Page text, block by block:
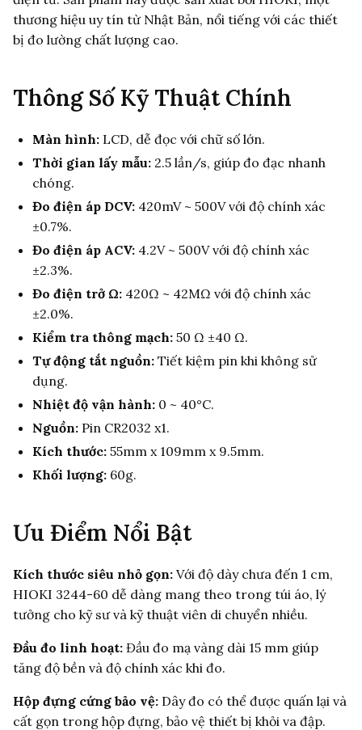
thương hiệu uy tín từ Nhật Bản, nổi tiếng với các thiết
bị đo lường chất lượng cao.
Thông Số Kỹ Thuật Chính
Màn hình: LCD, dễ đọc với chữ số lớn.
Thời gian lấy mẫu: 2.5 lần/s, giúp đo đạc nhanh
chóng.
Đo điện áp DCV: 420mV ~ 500V với độ chính xác
±0.7%.
Đo điện áp ACV: 4.2V ~ 500V với độ chính xác
±2.3%.
Đo điện trở Ω: 420Ω ~ 42MΩ với độ chính xác
±2.0%.
Kiểm tra thông mạch: 50 Ω ±40 Ω.
Tự động tắt nguồn: Tiết kiệm pin khi không sử
dụng.
Nhiệt độ vận hành: 0 ~ 40°C.
Nguồn: Pin CR2032 x1.
Kích thước: 55mm x 109mm x 9.5mm.
Khối lượng: 60g.
Ưu Điểm Nổi Bật
Kích thước siêu nhỏ gọn: Với độ dày chưa đến 1 cm,
HIOKI 3244-60 dễ dàng mang theo trong túi áo, lý
tưởng cho kỹ sư và kỹ thuật viên di chuyển nhiều.
Đầu đo linh hoạt: Đầu đo mạ vàng dài 15 mm giúp
tăng độ bền và độ chính xác khi đo.
Hộp đựng cứng bảo vệ: Dây đo có thể được quấn lại và
cất gọn trong hộp đựng, bảo vệ thiết bị khỏi va đập.